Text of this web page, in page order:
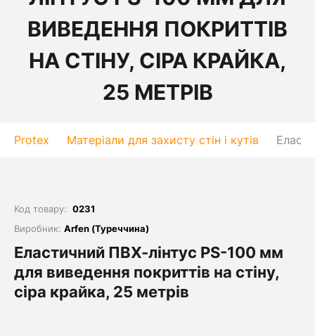
ВИВЕДЕННЯ ПОКРИТТІВ
НА СТІНУ, СІРА КРАЙКА,
25 МЕТРІВ
Protex Матеріали для захисту стін і кутів
Код товару: 0231
Виробник: Arfen (Туреччина)
Еластичний ПВХ-лінтус PS-100 мм
для виведення покриттів на стіну,
сіра крайка, 25 метрів